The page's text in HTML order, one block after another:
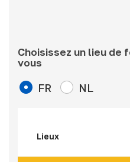
Choisissez un lieu de
vous
FR NL
Lieux